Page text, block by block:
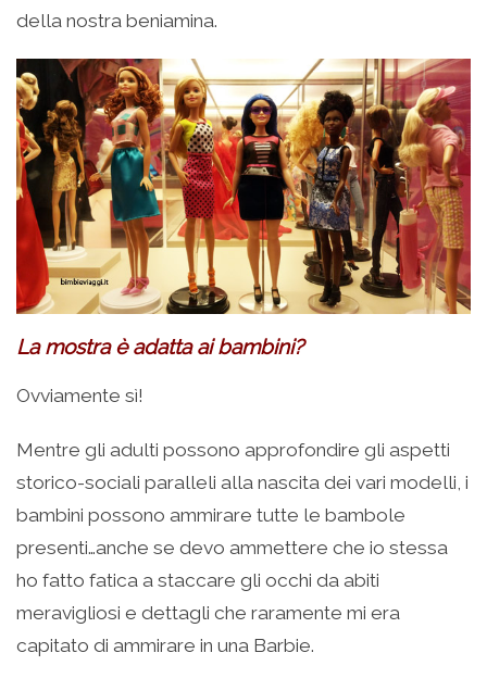
della nostra beniamina.
La mostra è adatta ai bambini?
Ovviamente sì!
Mentre gli adulti possono approfondire gli aspetti
storico-sociali paralleli alla nascita dei vari modelli, i
bambini possono ammirare tutte le bambole
presenti…anche se devo ammettere che io stessa
ho fatto fatica a staccare gli occhi da abiti
meravigliosi e dettagli che raramente mi era
capitato di ammirare in una Barbie.